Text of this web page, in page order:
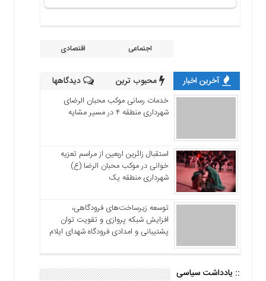
اجتماعی اقتصادی
آخرین اخبار محبوب ترین دیدگاهها
خدمات رسانی موکب محبان الرضای
شهرداری منطقه ۴ در مسیر مشایه
استقبال زائرین اربعین از مراسم تعزیه
خوانی در موکب محبان الرضا (ع)
شهرداری منطقه یک
توسعه زیرساخت‌های فرودگاهی،
افزایش شبکه پروازی و تقویت توان
پشتیبانی و امدادی فرودگاه شهدای ایلام
:: یادداشت سیاسی